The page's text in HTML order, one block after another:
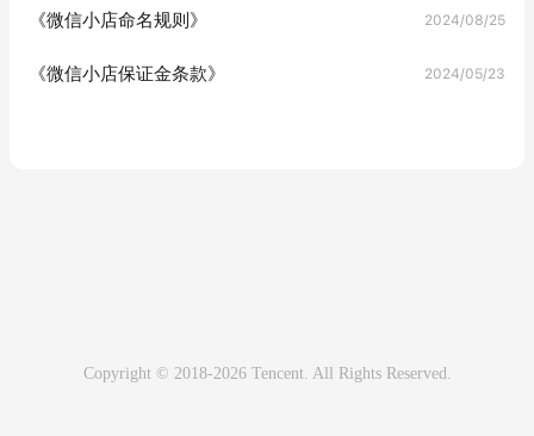
《微信小店命名规则》 2024/08/25
《微信小店保证金条款》 2024/05/23
Copyright © 2018-2026 Tencent. All Rights Reserved.